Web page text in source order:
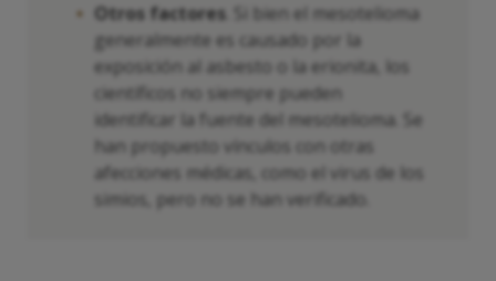
Otros factores . Si bien el mesotelioma
generalmente es causado por la
exposición al asbesto o la erionita, los
científicos no siempre pueden
identificar la fuente del mesotelioma. Se
han propuesto vínculos con otras
afecciones médicas, como el virus de los
simios, pero no se han verificado.